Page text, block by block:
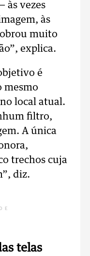
às vezes
às
muito
explica.
é
mesmo
local atual.
filtro,
A única
trechos cuja
diz.
telas